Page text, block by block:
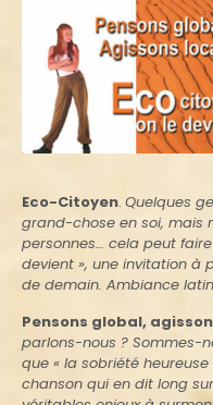
Eco-Citoyen Quelques
grand-chose en soi, mais
personnes… cela peut
devient », une invitation à
de demain. Ambiance
Pensons global,
parlons-nous ? Sommes-
que « la sobriété
chanson qui en dit long